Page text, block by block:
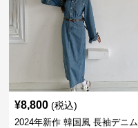
¥8,800 (税込)
2024年新作 韓国風 長袖デニム